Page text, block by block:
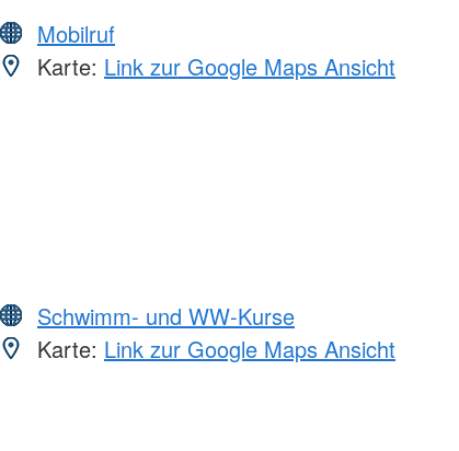
Mobilruf
Karte: Link zur Google Maps Ansicht
Schwimm- und WW-Kurse
Karte: Link zur Google Maps Ansicht